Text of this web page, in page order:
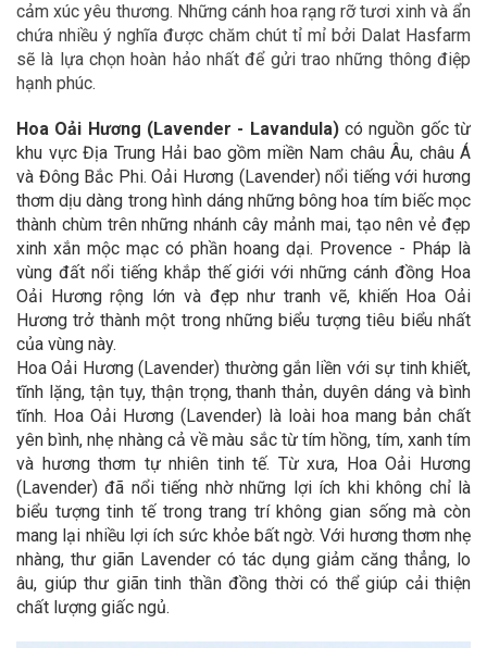
cảm xúc yêu thương. Những cánh hoa rạng rỡ tươi xinh và ẩn
chứa nhiều ý nghĩa được chăm chút tỉ mỉ bởi Dalat Hasfarm
sẽ là lựa chọn hoàn hảo nhất để gửi trao những thông điệp
hạnh phúc.
Hoa Oải Hương (Lavender - Lavandula) có nguồn gốc từ
khu vực Địa Trung Hải bao gồm miền Nam châu Âu, châu Á
và Đông Bắc Phi. Oải Hương (Lavender) nổi tiếng với hương
thơm dịu dàng trong hình dáng những bông hoa tím biếc mọc
thành chùm trên những nhánh cây mảnh mai, tạo nên vẻ đẹp
xinh xắn mộc mạc có phần hoang dại. Provence - Pháp là
vùng đất nổi tiếng khắp thế giới với những cánh đồng Hoa
Oải Hương rộng lớn và đẹp như tranh vẽ, khiến Hoa Oải
Hương trở thành một trong những biểu tượng tiêu biểu nhất
của vùng này.
Hoa Oải Hương (Lavender) thường gắn liền với sự tinh khiết,
tĩnh lặng, tận tụy, thận trọng, thanh thản, duyên dáng và bình
tĩnh. Hoa Oải Hương (Lavender) là loài hoa mang bản chất
yên bình, nhẹ nhàng cả về màu sắc từ tím hồng, tím, xanh tím
và hương thơm tự nhiên tinh tế. Từ xưa, Hoa Oải Hương
(Lavender) đã nổi tiếng nhờ những lợi ích khi không chỉ là
biểu tượng tinh tế trong trang trí không gian sống mà còn
mang lại nhiều lợi ích sức khỏe bất ngờ. Với hương thơm nhẹ
nhàng, thư giãn Lavender có tác dụng giảm căng thẳng, lo
âu, giúp thư giãn tinh thần đồng thời có thể giúp cải thiện
chất lượng giấc ngủ.